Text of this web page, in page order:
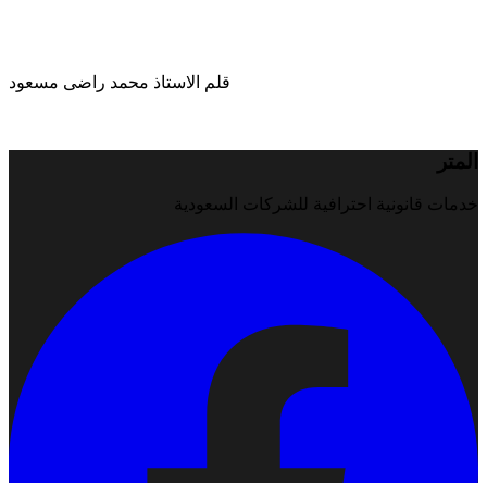
قلم الاستاذ محمد راضى مسعود
المتر
خدمات قانونية احترافية للشركات السعودية